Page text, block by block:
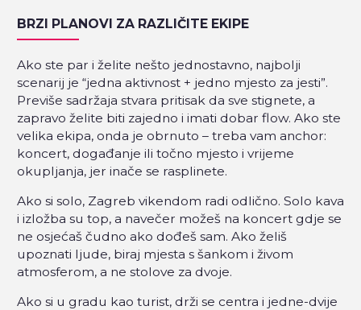
BRZI PLANOVI ZA RAZLIČITE EKIPE
Ako ste par i želite nešto jednostavno, najbolji
scenarij je “jedna aktivnost + jedno mjesto za jesti”.
Previše sadržaja stvara pritisak da sve stignete, a
zapravo želite biti zajedno i imati dobar flow. Ako ste
velika ekipa, onda je obrnuto – treba vam anchor:
koncert, događanje ili točno mjesto i vrijeme
okupljanja, jer inače se rasplinete.
Ako si solo, Zagreb vikendom radi odlično. Solo kava
i izložba su top, a navečer možeš na koncert gdje se
ne osjećaš čudno ako dođeš sam. Ako želiš
upoznati ljude, biraj mjesta s šankom i živom
atmosferom, a ne stolove za dvoje.
Ako si u gradu kao turist, drži se centra i jedne-dvije